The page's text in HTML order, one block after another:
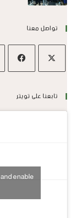
تواصل معنا
تابعنا على تويتر
enable